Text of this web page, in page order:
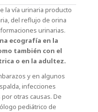
la vía urinaria producto
del reflujo de orina
urinarias.
ecografía en la
también con el
o en la adultez.
y en algunos
infecciones
otras causas. De
pediátrico de